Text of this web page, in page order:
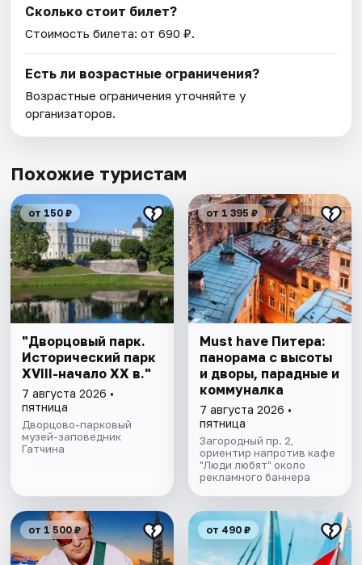
Сколько стоит билет?
Стоимость билета: от 690 ₽.
Есть ли возрастные ограничения?
Возрастные ограничения уточняйте у
организаторов.
Похожие туристам
от 150 ₽
"Дворцовый парк.
Исторический парк
XVIII-начало XX в."
7 августа 2026 •
пятница
Дворцово-парковый
музей-заповедник
Гатчина
от 1 395 ₽
Must have Питера:
панорама с высоты
и дворы, парадные и
коммуналка
7 августа 2026 •
пятница
Загородный пр. 2,
ориентир напротив кафе
"Люди любят" около
рекламного баннера
от 1 500 ₽ от 490 ₽